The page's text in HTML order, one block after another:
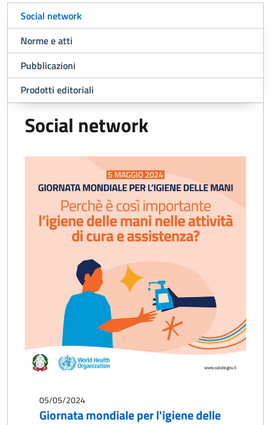
Social network
Norme e atti
Pubblicazioni
Prodotti editoriali
Social network
05/05/2024
Giornata mondiale per l'igiene delle